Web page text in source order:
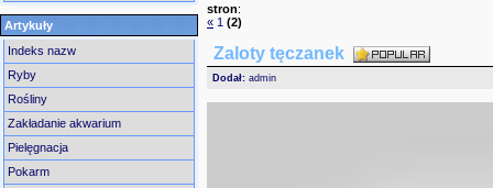
Artykuły
Indeks nazw
Ryby
Rośliny
Zakładanie akwarium
Pielęgnacja
Pokarm
stron:
« 1 (2)
Zaloty tęczanek
Dodał: admin